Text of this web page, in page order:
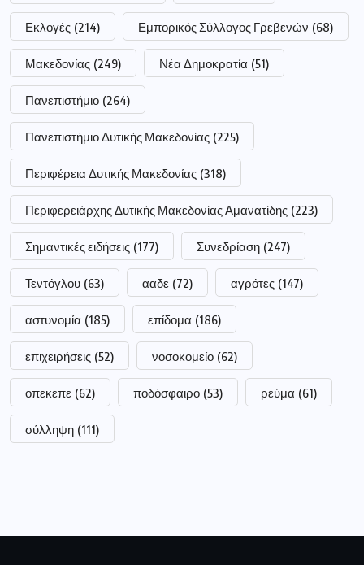
Εκλογές (214) Εμπορικός Σύλλογος Γρεβενών (68)
Μακεδονίας (249) Νέα Δημοκρατία (51)
Πανεπιστήμιο (264)
Πανεπιστήμιο Δυτικής Μακεδονίας (225)
Περιφέρεια Δυτικής Μακεδονίας (318)
Περιφερειάρχης Δυτικής Μακεδονίας Αμανατίδης (223)
Σημαντικές ειδήσεις (177) Συνεδρίαση (247)
Τεντόγλου (63) ααδε (72) αγρότες (147)
αστυνομία (185) επίδομα (186)
επιχειρήσεις (52) νοσοκομείο (62)
οπεκεπε (62) ποδόσφαιρο (53) ρεύμα (61)
σύλληψη (111)